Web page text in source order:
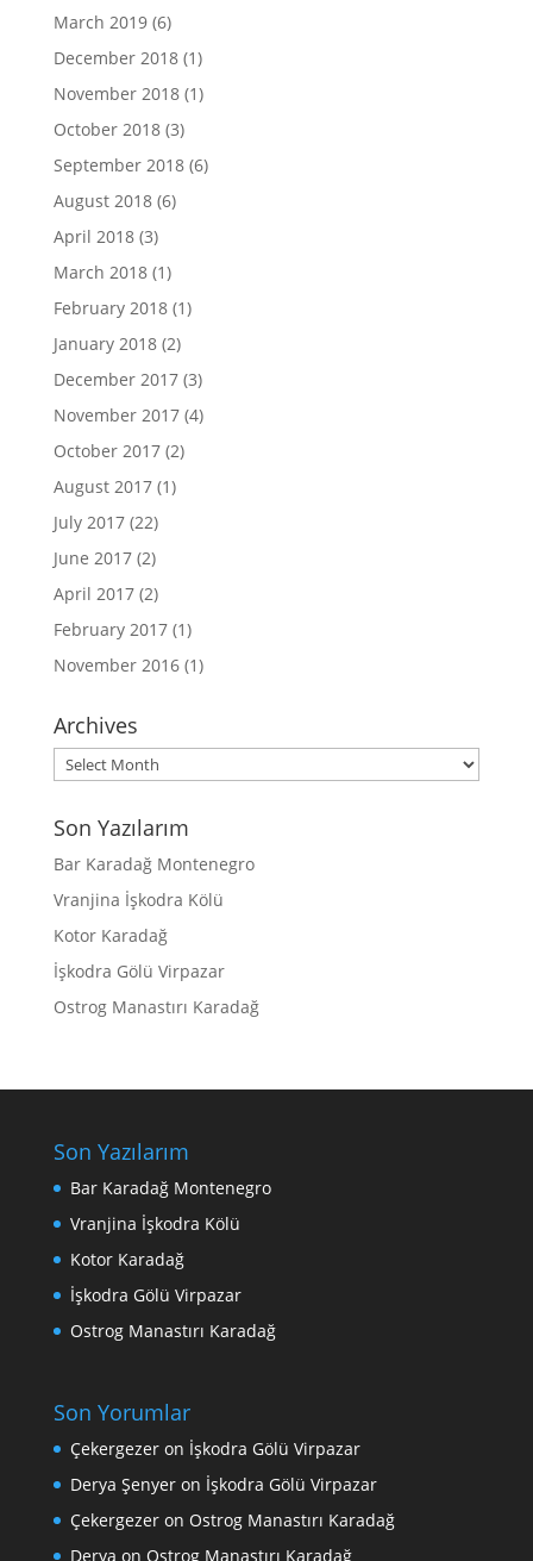
March 2019(6)
December 2018(1)
November 2018(1)
October 2018(3)
September 2018(6)
August 2018(6)
April 2018(3)
March 2018(1)
February 2018(1)
January 2018(2)
December 2017(3)
November 2017(4)
October 2017(2)
August 2017(1)
July 2017(22)
June 2017(2)
April 2017(2)
February 2017(1)
November 2016(1)
Archives
Archives
Son Yazılarım
Bar Karadağ Montenegro
Vranjina İşkodra Kölü
Kotor Karadağ
İşkodra Gölü Virpazar
Ostrog Manastırı Karadağ
Son Yazılarım
Bar Karadağ Montenegro
Vranjina İşkodra Kölü
Kotor Karadağ
İşkodra Gölü Virpazar
Ostrog Manastırı Karadağ
Son Yorumlar
Çekergezeron İşkodra Gölü Virpazar
Derya Şenyeron İşkodra Gölü Virpazar
Çekergezeron Ostrog Manastırı Karadağ
Derya on Ostrog Manastırı Karadağ